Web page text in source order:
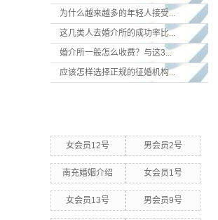
为什么越来越多的年轻人接受...
这几类人去婚介所的成功率比...
婚介所一般怎么收费？与这3...
应该怎样选择正规的征婚机构...
女会员12号 男会员2号
南充婚姻介绍 女会员1号
女会员13号 男会员9号